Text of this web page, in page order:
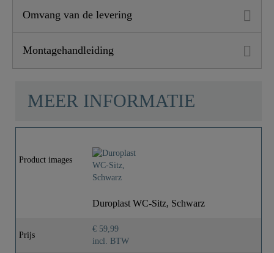
Omvang van de levering
Montagehandleiding
MEER INFORMATIE
Product images
Duroplast WC-Sitz, Schwarz
Prijs
€ 59,99
incl. BTW